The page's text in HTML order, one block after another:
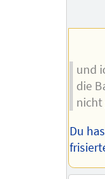
und
die
nicht
Du